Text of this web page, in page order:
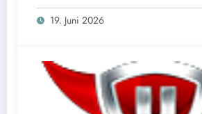
19. Juni 2026